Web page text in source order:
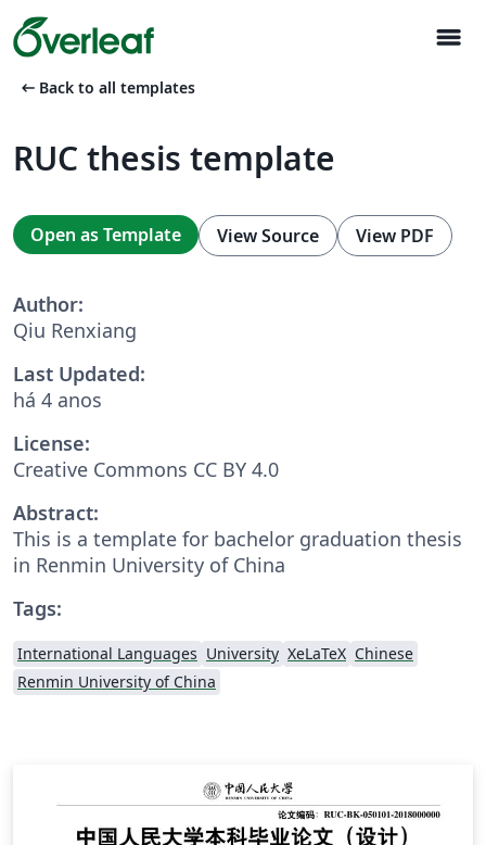
menu
arrow_left_alt Back to all templates
RUC thesis template
Open as Template View Source View PDF
Author:
Qiu Renxiang
Last Updated:
há 4 anos
License:
Creative Commons CC BY 4.0
Abstract:
This is a template for bachelor graduation thesis
in Renmin University of China
Tags:
International Languages University XeLaTeX Chinese
Renmin University of China